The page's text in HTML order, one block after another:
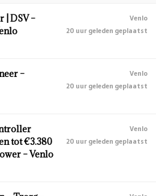
| DSV –
Venlo
20 uur geleden geplaatst
–
Venlo
20 uur geleden geplaatst
tot €3.380
– Venlo
Venlo
20 uur geleden geplaatst